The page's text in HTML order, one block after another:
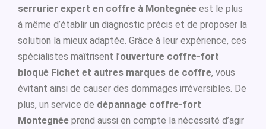
serrurier expert en coffre à Montegnée est le plus
à même d’établir un diagnostic précis et de proposer la
solution la mieux adaptée. Grâce à leur expérience, ces
spécialistes maîtrisent l’ouverture coffre-fort
bloqué Fichet et autres marques de coffre, vous
évitant ainsi de causer des dommages irréversibles. De
plus, un service de dépannage coffre-fort
Montegnée prend aussi en compte la nécessité d’agir